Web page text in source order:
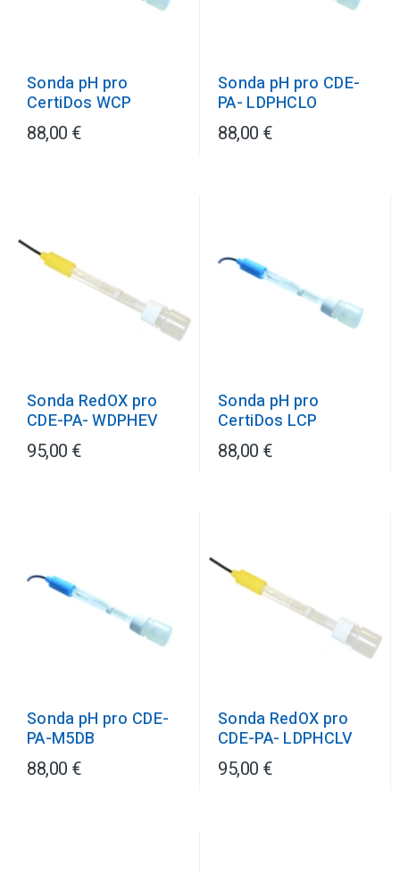
Sonda pH pro
CertiDos WCP
88,00 €
Sonda pH pro CDE-
PA- LDPHCLO
88,00 €
Sonda RedOX pro
CDE-PA- WDPHEV
95,00 €
Sonda pH pro
CertiDos LCP
88,00 €
Sonda pH pro CDE-
PA-M5DB
88,00 €
Sonda RedOX pro
CDE-PA- LDPHCLV
95,00 €